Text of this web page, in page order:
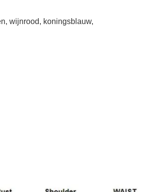
wijnrood, koningsblauw,